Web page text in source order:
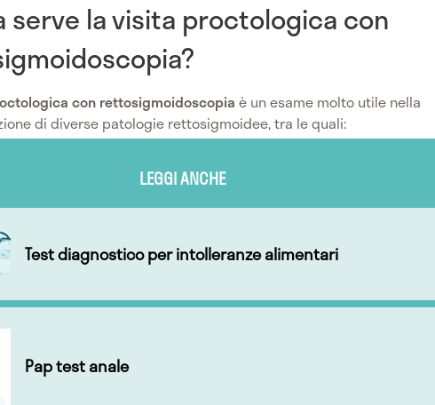
serve la visita proctologica con
con rettosigmoidoscopia è un esame molto utile nella
di diverse patologie rettosigmoidee, tra le quali:
LEGGI ANCHE
Test diagnostico per intolleranze alimentari
Pap test anale